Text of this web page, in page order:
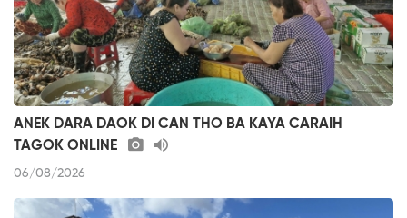
ANEK DARA DAOK DI CAN THO BA KAYA CARAIH
TAGOK ONLINE
06/08/2026